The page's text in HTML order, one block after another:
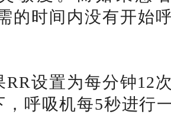
的时间内没有开始
RR设置为每分钟12
，呼吸机每5秒进行